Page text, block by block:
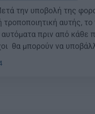
την υποβολή της
τροποποιητική αυτής,
αυτόματα πριν από
θα μπορούν να
idika.gr ή μέσω του
χρήση των